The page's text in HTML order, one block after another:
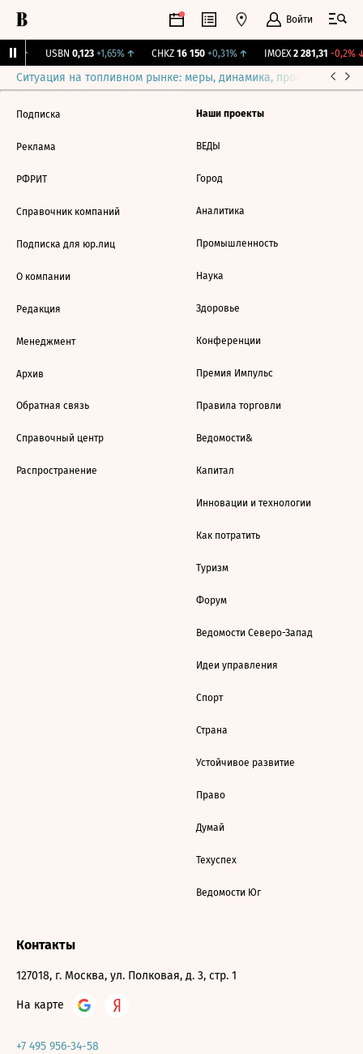
Войти
USBN 0,123 +1,65%↑ CHKZ 16 150 +0,31%↑ IMOEX 2 281,31 -0,2%↓
Ситуация на топливном рынке: меры, динамика, прогнозы
Подписка
Реклама
РФРИТ
Справочник компаний
Подписка для юр.лиц
О компании
Редакция
Менеджмент
Архив
Обратная связь
Справочный центр
Распространение
Наши проекты
ВЕДЫ
Город
Аналитика
Промышленность
Наука
Здоровье
Конференции
Премия Импульс
Правила торговли
Ведомости&
Капитал
Инновации и технологии
Как потратить
Туризм
Форум
Ведомости Северо-Запад
Идеи управления
Спорт
Страна
Устойчивое развитие
Право
Думай
Техуспех
Ведомости Юг
Контакты
127018, г. Москва, ул. Полковая, д. 3, стр. 1
На карте
+7 495 956-34-58